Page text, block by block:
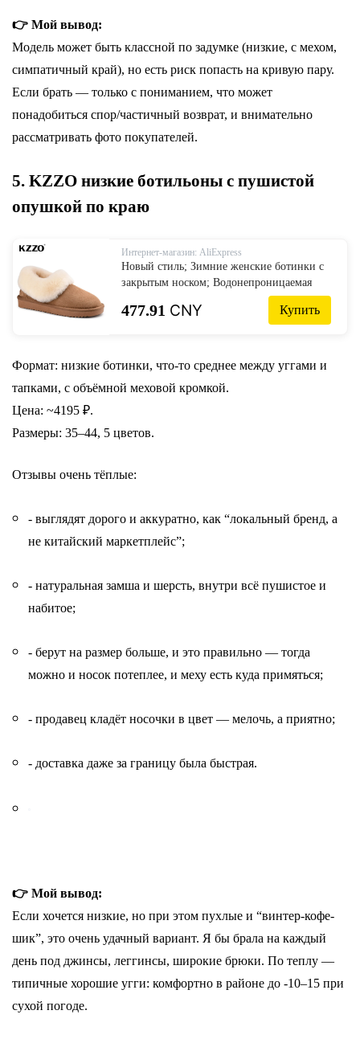
👉 Мой вывод:
Модель может быть классной по задумке (низкие, с мехом,
симпатичный край), но есть риск попасть на кривую пару.
Если брать — только с пониманием, что может
понадобиться спор/частичный возврат, и внимательно
рассматривать фото покупателей.
5. KZZO низкие ботильоны с пушистой
опушкой по краю
Интернет-магазин: AliExpress
Новый стиль; Зимние женские ботинки с
закрытым носком; Водонепроницаемая
Обувь из овечьей кожи и натуральной
шерсти; Теплые ботильоны на плоской
477.91 CNY Купить
Формат: низкие ботинки, что-то среднее между уггами и
тапками, с объёмной меховой кромкой.
Цена: ~4195 ₽.
Размеры: 35–44, 5 цветов.
Отзывы очень тёплые:
- выглядят дорого и аккуратно, как “локальный бренд, а
не китайский маркетплейс”;
- натуральная замша и шерсть, внутри всё пушистое и
набитое;
- берут на размер больше, и это правильно — тогда
можно и носок потеплее, и меху есть куда примяться;
- продавец кладёт носочки в цвет — мелочь, а приятно;
- доставка даже за границу была быстрая.
👉 Мой вывод:
Если хочется низкие, но при этом пухлые и “винтер-кофе-
шик”, это очень удачный вариант. Я бы брала на каждый
день под джинсы, леггинсы, широкие брюки. По теплу —
типичные хорошие угги: комфортно в районе до -10–15 при
сухой погоде.